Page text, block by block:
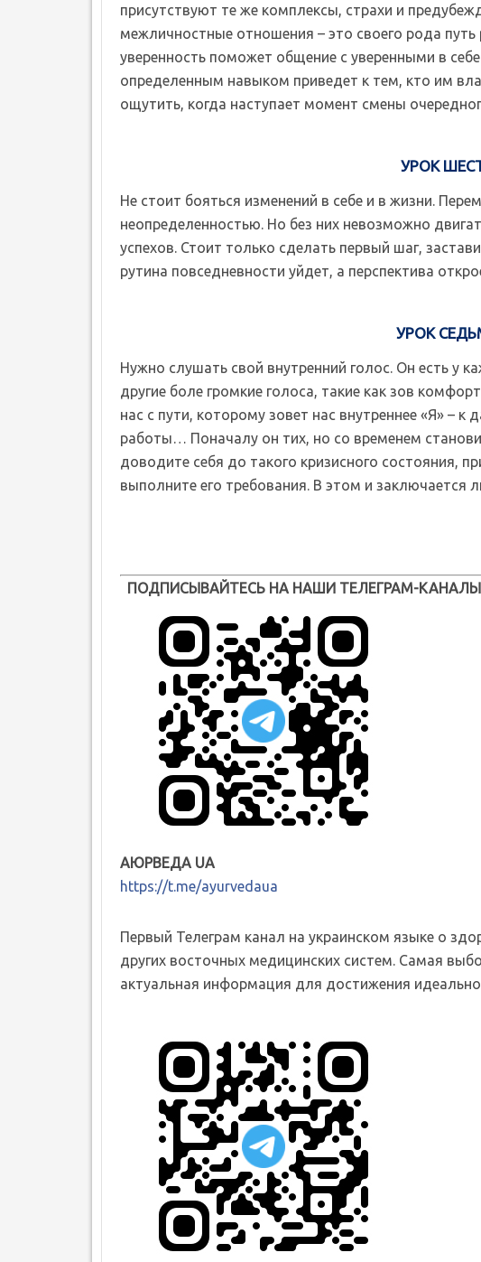
присутствуют те же комплексы, страхи и
межличностные отношения – это своего рода
уверенность поможет общение с уверенными в
определенным навыком приведет к тем, кто им
ощутить, когда наступает момент смены
УРОК
Не стоит бояться изменений в себе и в жизни.
неопределенностью. Но без них невозможно
успехов. Стоит только сделать первый шаг,
рутина повседневности уйдет, а перспектива
УРОК
Нужно слушать свой внутренний голос. Он есть у
другие боле громкие голоса, такие как зов
нас с пути, которому зовет нас внутреннее «Я» –
работы… Поначалу он тих, но со временем
доводите себя до такого кризисного состояния,
выполните его требования. В этом и заключается
ПОДПИСЫВАЙТЕСЬ НА НАШИ ТЕЛЕГРАМ-
АЮРВЕДА UA
https://t.me/ayurvedaua
Первый Телеграм канал на украинском языке о
других восточных медицинских систем. Самая
актуальная информация для достижения